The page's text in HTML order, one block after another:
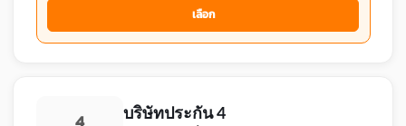
เลือก
บริษัทประกัน 4